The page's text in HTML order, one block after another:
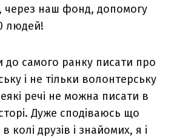
через наш фонд, допомогу
людей!
до самого ранку писати про
і не тільки волонтерську
речі не можна писати в
Дуже сподіваюсь що
колі друзів і знайомих, я і